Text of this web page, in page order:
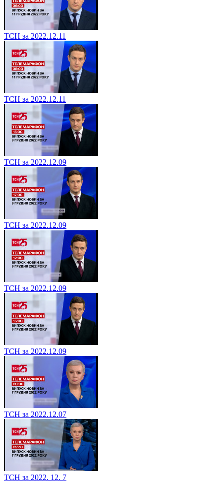
ТСН за 2022.12.11
ТСН за 2022.12.11
ТСН за 2022.12.09
ТСН за 2022.12.09
ТСН за 2022.12.09
ТСН за 2022.12.09
ТСН за 2022.12.07
ТСН за 2022. 12. 7